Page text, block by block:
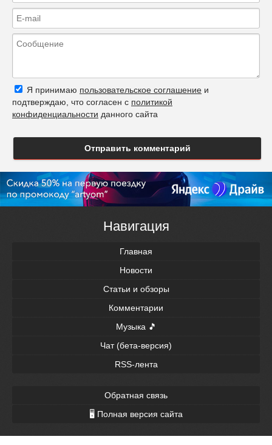
Я принимаю пользовательское соглашение и
подтверждаю, что согласен с политикой
конфиденциальности данного сайта
Отправить комментарий
Навигация
Главная
Новости
Статьи и обзоры
Комментарии
Музыка 🎵
Чат (бета-версия)
RSS-лента
Обратная связь
🖥 Полная версия сайта